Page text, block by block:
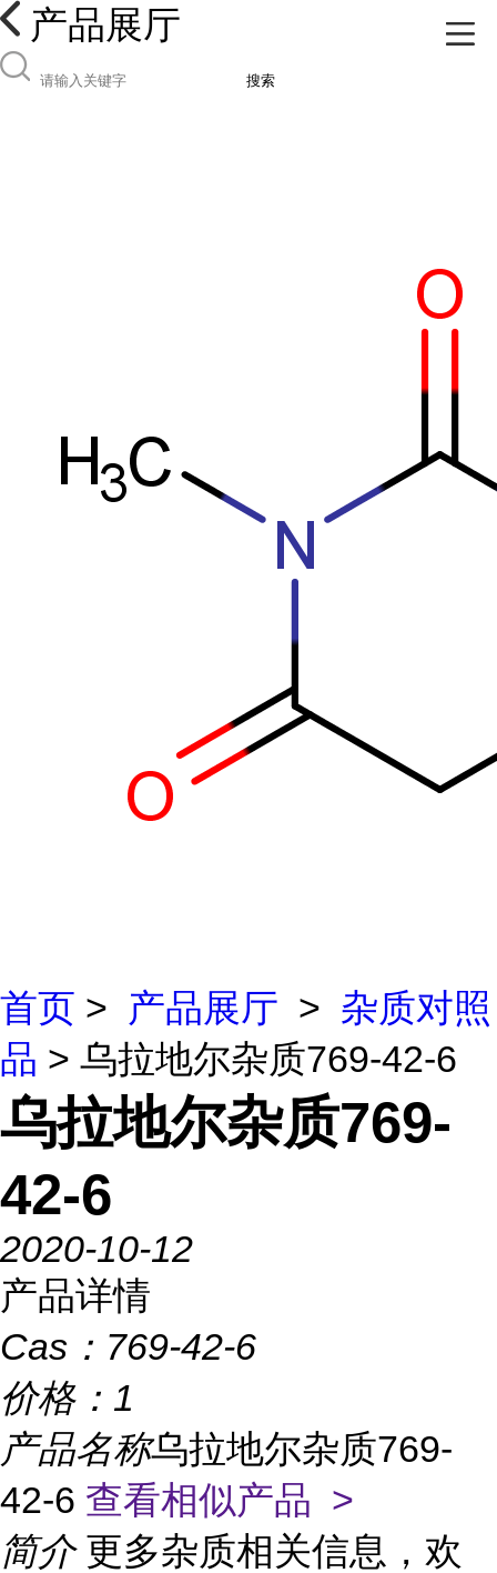
产品展厅
搜索
首页 > 产品展厅 > 杂质对照
品 > 乌拉地尔杂质769-42-6
乌拉地尔杂质769-
42-6
2020-10-12
产品详情
Cas： 769-42-6
价格： 1
产品名称乌拉地尔杂质769-
42-6 查看相似产品 >
简介 更多杂质相关信息，欢